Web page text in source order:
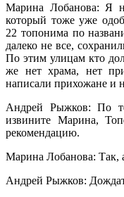
Марина Лобанова: Я
который тоже уже
22 топонима по
далеко не все,
По этим улицам кто
же нет храма, нет
написали прихожане и
Андрей Рыжков: По
извините Марина,
рекомендацию.
Марина Лобанова: Так,
Андрей Рыжков: